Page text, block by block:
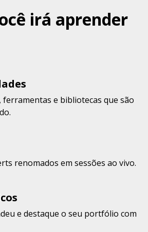
irá aprender
ferramentas e bibliotecas que são
renomados em sessões ao vivo.
e destaque o seu portfólio com